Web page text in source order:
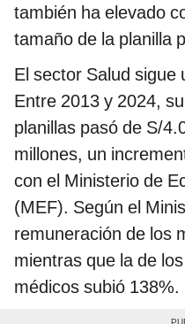
también ha elevado
tamaño de la planilla
El sector Salud sigue
Entre 2013 y 2024,
planillas pasó de S/
millones, un
con el Ministerio de
(MEF). Según el
remuneración de los
mientras que la de
médicos subió 138%.